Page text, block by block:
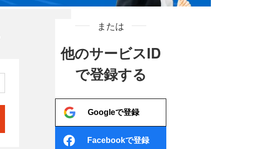
または
他のサービスID
で登録する
Googleで登録
Facebookで登録